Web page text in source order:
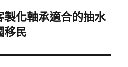
製化軸承適合的抽水
移民